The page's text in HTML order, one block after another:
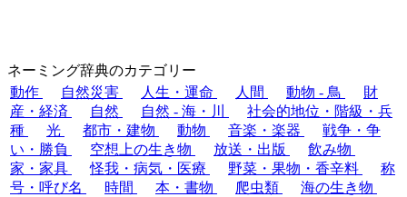
ネーミング辞典のカテゴリー
動作
自然災害 人生・運命 人間 動物 - 鳥
財
産・経済
自然 自然 - 海・川
社会的地位・階級・兵
種
光 都市・建物 動物 音楽・楽器
戦争・争
い・勝負
空想上の生き物 放送・出版
飲み物
家・家具
怪我・病気・医療 野菜・果物・香辛料
称
号・呼び名
時間 本・書物 爬虫類
海の生き物